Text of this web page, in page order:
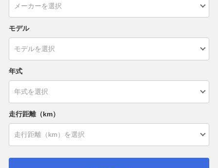
モデル
年式
走行距離（km）